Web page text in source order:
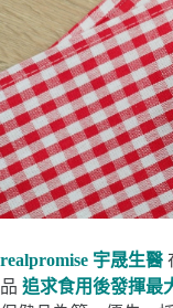
realpromise 宇晟生醫
品 追求食用後發揮最